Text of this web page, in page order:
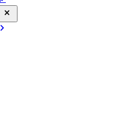
close_small
chevron_right